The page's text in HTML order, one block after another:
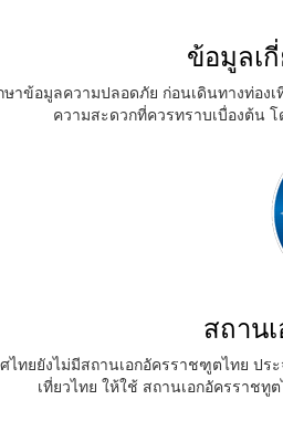
ข้อมูลเ
าข้อมูลความปลอดภัย ก่อนเดินทางท่อง
ความสะดวกที่ควรทราบเบื่องต้น
สถาน
ไทยยังไม่มีสถานเอกอัครราชฑูตไทย ป
เที่ยวไทย ให้ใช้ สถานเอกอัครราช